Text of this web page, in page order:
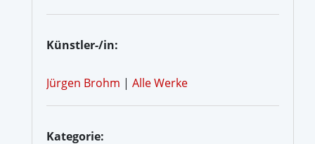
Künstler-/in:
Jürgen Brohm | Alle Werke
Kategorie: